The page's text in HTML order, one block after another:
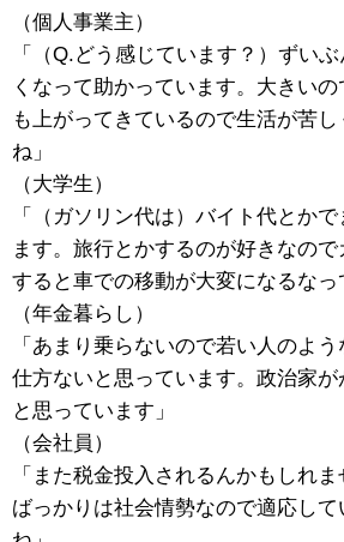
（個人事業主）
「（Q.どう感じています？）ずい
くなって助かっています。大きい
も上がってきているので生活が苦
ね」
（大学生）
「（ガソリン代は）バイト代とか
ます。旅行とかするのが好きなの
すると車での移動が大変になるなっ
（年金暮らし）
「あまり乗らないので若い人のよう
仕方ないと思っています。政治家
と思っています」
（会社員）
「また税金投入されるんかもしれ
ばっかりは社会情勢なので適応し